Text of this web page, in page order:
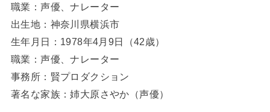
職業：声優、ナレーター
出生地：神奈川県横浜市
生年月日：1978年4月9日（42歳）
職業：声優、ナレーター
事務所：賢プロダクション
著名な家族：姉大原さやか（声優）